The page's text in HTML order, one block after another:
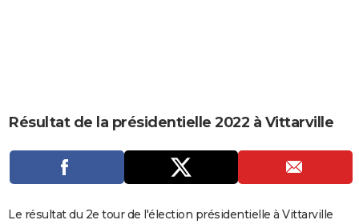
CARTE DE VOEUX
DICTIONNAIRE
Dictionnaire
Biographies
Expressions
Proverbes
PROGRAMME TV
COPAINS D'AVANT
Résultat de la présidentielle 2022 à Vittarville
Le résultat du 2e tour de l'élection présidentielle à Vittarville